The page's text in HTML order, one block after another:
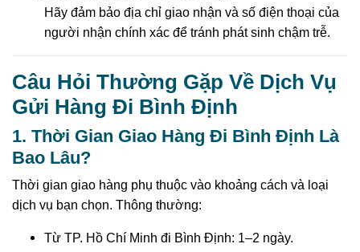
Hãy đảm bảo địa chỉ giao nhận và số điện thoại của
người nhận chính xác để tránh phát sinh chậm trễ.
Câu Hỏi Thường Gặp Về Dịch Vụ
Gửi Hàng Đi Bình Định
1. Thời Gian Giao Hàng Đi Bình Định Là
Bao Lâu?
Thời gian giao hàng phụ thuộc vào khoảng cách và loại
dịch vụ bạn chọn. Thông thường:
Từ TP. Hồ Chí Minh đi Bình Định: 1–2 ngày.